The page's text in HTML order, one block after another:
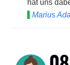
hat uns
Marius